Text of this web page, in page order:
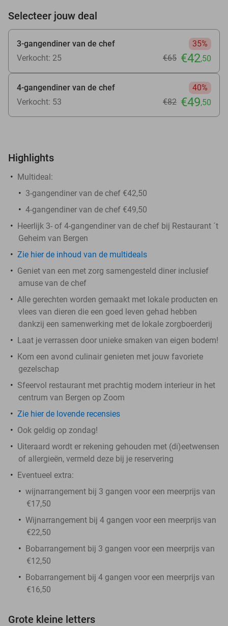
Selecteer jouw deal
3-gangendiner van de chef
35%
Verkocht: 25
€65 €42,50
4-gangendiner van de chef
40%
Verkocht: 53
€82 €49,50
Highlights
Multideal:
3-gangendiner van de chef €42,50
4-gangendiner van de chef €49,50
Heerlijk 3- of 4-gangendiner van de chef bij Restaurant ´t
Geheim van Bergen
Zie hier de inhoud van de multideals
Geniet van een met zorg samengesteld diner inclusief
amuse van de chef
Alle gerechten worden gemaakt met lokale producten en
vlees van dieren die een goed leven gehad hebben
dankzij een samenwerking met de lokale zorgboerderij
Laat je verrassen door unieke smaken van eigen bodem!
Kom een avond culinair genieten met jouw favoriete
gezelschap
Sfeervol restaurant met prachtig modern interieur in het
centrum van Bergen op Zoom
Zie hier de lovende recensies
Ook geldig op zondag!
Uiteraard wordt er rekening gehouden met (di)eetwensen
of allergieën, vermeld deze bij je reservering
Eventueel extra:
wijnarrangement bij 3 gangen voor een meerprijs van
€17,50
Wijnarrangement bij 4 gangen voor een meerprijs van
€22,50
Bobarrangement bij 3 gangen voor een meerprijs van
€12,50
Bobarrangement bij 4 gangen voor een meerprijs van
€16,50
Grote kleine letters